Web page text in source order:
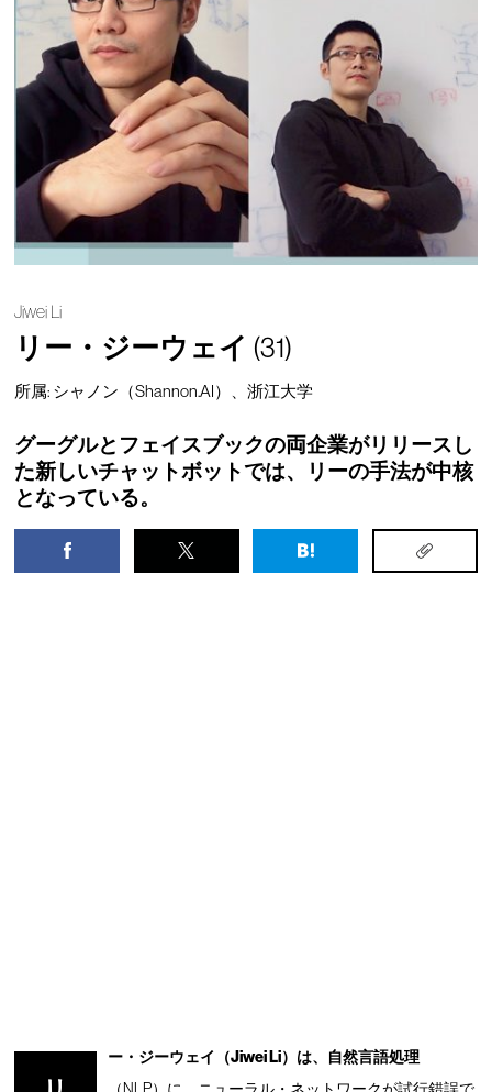
Jiwei Li
リー・ジーウェイ (31)
所属: シャノン（Shannon.AI）、浙江大学
グーグルとフェイスブックの両企業がリリースし
た新しいチャットボットでは、リーの手法が中核
となっている。
ー・ジーウェイ（Jiwei Li）は、自然言語処理